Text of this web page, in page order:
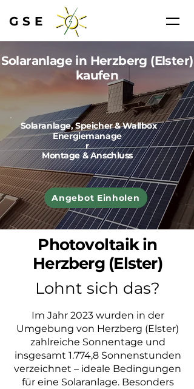
GSE
Solaranlage in Herzberg (Elster)
kaufen
Solaranlage, Speicher & Wallbox
Energiemanage
r
Montage & Anschluss
Angebot Einholen
Photovoltaik in
Herzberg (Elster)
Lohnt sich das?
Im Jahr 2023 wurden in der
Umgebung von Herzberg (Elster)
zahlreiche Sonnentage und
insgesamt 1.774,8 Sonnenstunden
verzeichnet – ideale Bedingungen
für eine Solaranlage. Besonders